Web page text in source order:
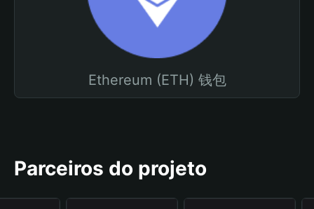
Ethereum (ETH) 钱包
Parceiros do projeto